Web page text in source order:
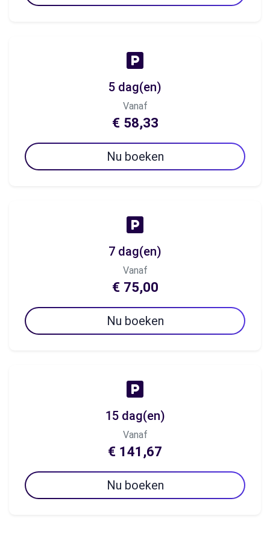
5 dag(en)
Vanaf
€ 58,33
Nu boeken
7 dag(en)
Vanaf
€ 75,00
Nu boeken
15 dag(en)
Vanaf
€ 141,67
Nu boeken